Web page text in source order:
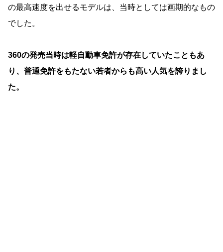
の最高速度を出せるモデルは、当時としては画期的なもの
でした。
360の発売当時は軽自動車免許が存在していたこともあ
り、普通免許をもたない若者からも高い人気を誇りまし
た。